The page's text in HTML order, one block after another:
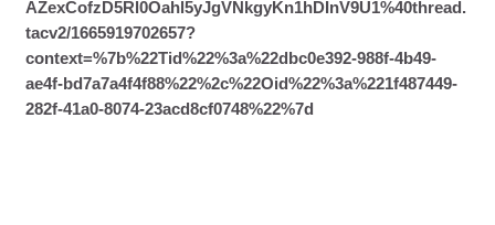
AZexCofzD5Rl0Oahl5yJgVNkgyKn1hDInV9U1%40thread.
tacv2/1665919702657?
context=%7b%22Tid%22%3a%22dbc0e392-988f-4b49-
ae4f-bd7a7a4f4f88%22%2c%22Oid%22%3a%221f487449-
282f-41a0-8074-23acd8cf0748%22%7d